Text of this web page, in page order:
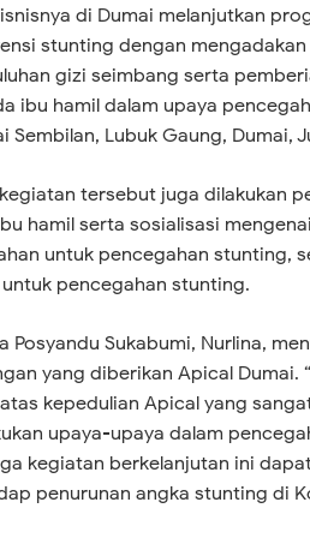
di Dumai melanjutkan
stunting dengan
gizi seimbang serta
ibu hamil dalam upaya
Sembilan, Lubuk Gaung, Dumai,
tersebut juga dilakukan
hamil serta sosialisasi
untuk pencegahan stunting,
pencegahan stunting.
Posyandu Sukabumi, Nurlina,
yang diberikan Apical Dumai.
kepedulian Apical yang
upaya-upaya dalam
kegiatan berkelanjutan ini
penurunan angka stunting di